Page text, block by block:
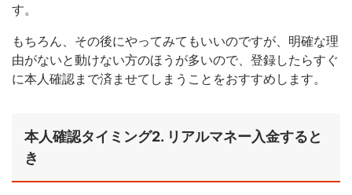
す。
もちろん、その後にやってみてもいいのですが、明確な理
由がないと動けない方のほうが多いので、登録したらすぐ
に本人確認まで済ませてしまうことをおすすめします。
本人確認タイミング2. リアルマネー入金すると
き